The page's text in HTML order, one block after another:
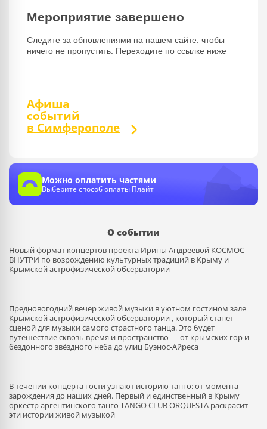
Мероприятие завершено
Следите за обновлениями на нашем сайте, чтобы
ничего не пропустить. Переходите по ссылке ниже
Афиша
событий
в Симферополе
Можно оплатить частями
Выберите способ оплаты Плайт
О событии
Новый формат концертов проекта Ирины Андреевой КОСМОС
ВНУТРИ по возрождению культурных традиций в Крыму и
Крымской астрофизической обсерватории
Предновогодний вечер живой музыки в уютном гостином зале
Крымской астрофизической обсерватории , который станет
сценой для музыки самого страстного танца. Это будет
путешествие сквозь время и пространство — от крымских гор и
бездонного звёздного неба до улиц Буэнос‑Айреса
В течении концерта гости узнают историю танго: от момента
зарождения до наших дней. Первый и единственный в Крыму
оркестр аргентинского танго TANGO CLUB ORQUESTA раскрасит
эти истории живой музыкой